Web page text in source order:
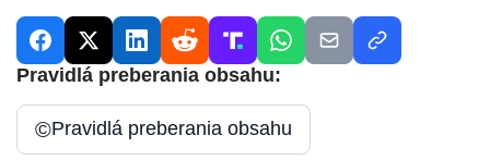
Pravidlá preberania obsahu:
©Pravidlá preberania obsahu